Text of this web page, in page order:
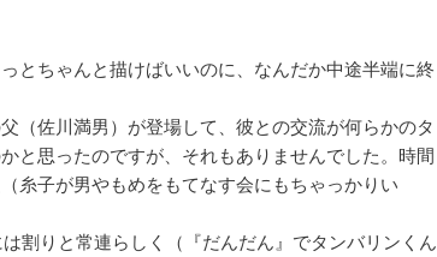
とちゃんと描けばいいのに、なんだか中途半端に終
（佐川満男）が登場して、彼との交流が何らかのタ
と思ったのですが、それもありませんでした。時間
糸子が男やもめをもてなす会にもちゃっかりい
割りと常連らしく（『だんだん』でタンバリンくん